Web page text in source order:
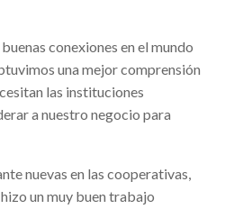
conexiones en el mundo
una mejor comprensión
las instituciones
a nuestro negocio para
nuevas en las cooperativas,
un muy buen trabajo